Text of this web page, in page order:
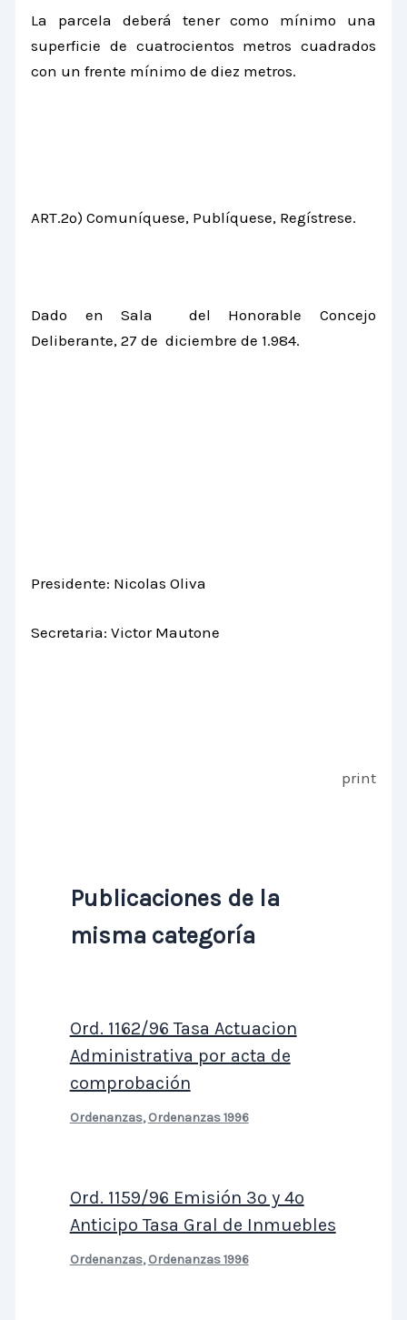
La parcela deberá tener como mínimo una
superficie de cuatrocientos metros cuadrados
con un frente mínimo de diez metros.
ART.2º) Comuníquese, Publíquese, Regístrese.
Dado en Sala del Honorable Concejo
Deliberante, 27 de diciembre de 1.984.
Presidente: Nicolas Oliva
Secretaria: Victor Mautone
print
Publicaciones de la
misma categoría
Ord. 1162/96 Tasa Actuacion
Administrativa por acta de
comprobación
Ordenanzas,Ordenanzas 1996
Ord. 1159/96 Emisión 3º y 4º
Anticipo Tasa Gral de Inmuebles
Ordenanzas,Ordenanzas 1996